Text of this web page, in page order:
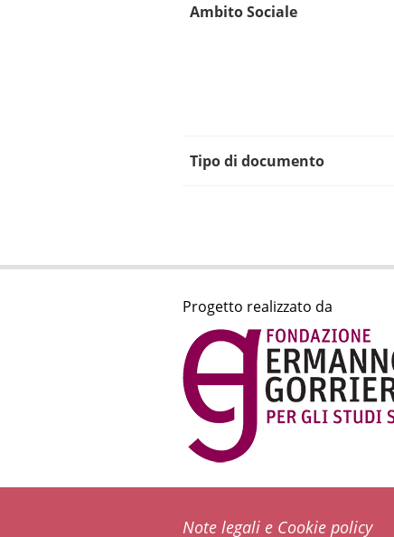
Ambito Sociale
Tipo di documento
Progetto realizzato da
Note legali e Cookie policy